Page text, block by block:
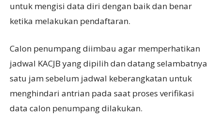
untuk mengisi data diri dengan baik dan benar
ketika melakukan pendaftaran.
Calon penumpang diimbau agar memperhatikan
jadwal KACJB yang dipilih dan datang selambatnya
satu jam sebelum jadwal keberangkatan untuk
menghindari antrian pada saat proses verifikasi
data calon penumpang dilakukan.